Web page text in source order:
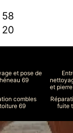
et pose de
69
et
combles
toiture 69
fuite